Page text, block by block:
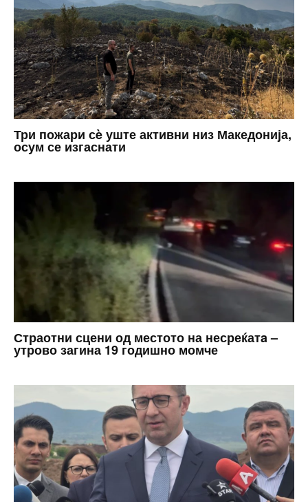
Три пожари сè уште активни низ Македонија,
осум се изгаснати
Страотни сцени од местото на несреќатa –
утрово загина 19 годишно момче